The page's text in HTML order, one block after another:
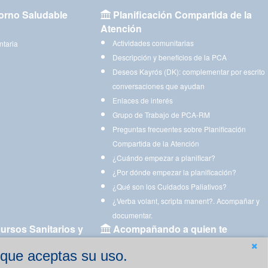
aceptas su uso.
Saludable
Planificación Compartida de la
Atención
Actividades comunitarias
Descripción y beneficios de la PCA
Deseos Kayrós (DK): complementar por escrito
conversaciones que ayudan
Enlaces de interés
Grupo de Trabajo de PCA-RM
Preguntas frecuentes sobre Planificación
Compartida de la Atención
¿Cuándo empezar a planificar?
¿Por dónde empezar la planificación?
¿Qué son los Cuidados Paliativos?
¿Verba volant, scripta manent?. Acompañar y
documentar.
Sanitarios y
Acompañando a quien te
Aplicaciones para descargar